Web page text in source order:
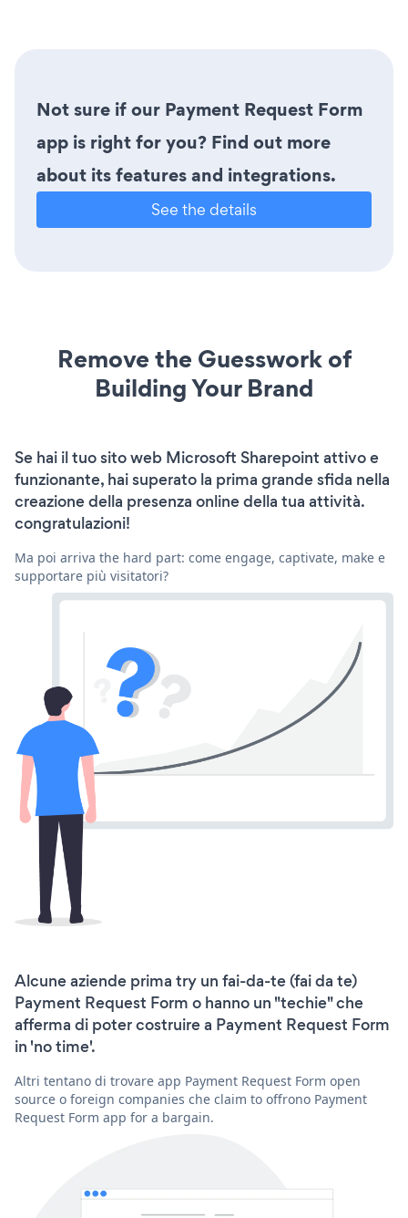
Not sure if our Payment Request Form
app is right for you? Find out more
about its features and integrations.
See the details
Remove the Guesswork of
Building Your Brand
Se hai il tuo sito web Microsoft Sharepoint attivo e
funzionante, hai superato la prima grande sfida nella
creazione della presenza online della tua attività.
congratulazioni!
Ma poi arriva the hard part: come engage, captivate, make e
supportare più visitatori?
Alcune aziende prima try un fai-da-te (fai da te)
Payment Request Form o hanno un "techie" che
afferma di poter costruire a Payment Request Form
in 'no time'.
Altri tentano di trovare app Payment Request Form open
source o foreign companies che claim to offrono Payment
Request Form app for a bargain.